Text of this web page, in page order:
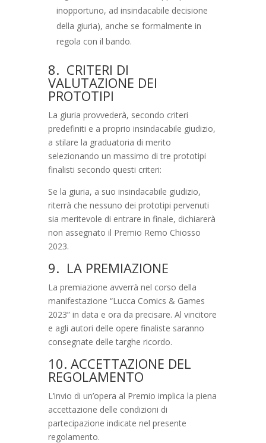
inopportuno, ad insindacabile decisione
della giuria), anche se formalmente in
regola con il bando.
8. CRITERI DI
VALUTAZIONE DEI
PROTOTIPI
La giuria provvederà, secondo criteri
predefiniti e a proprio insindacabile giudizio,
a stilare la graduatoria di merito
selezionando un massimo di tre prototipi
finalisti secondo questi criteri:
Se la giuria, a suo insindacabile giudizio,
riterrà che nessuno dei prototipi pervenuti
sia meritevole di entrare in finale, dichiarerà
non assegnato il Premio Remo Chiosso
2023.
9. LA PREMIAZIONE
La premiazione avverrà nel corso della
manifestazione “Lucca Comics & Games
2023” in data e ora da precisare. Al vincitore
e agli autori delle opere finaliste saranno
consegnate delle targhe ricordo.
10. ACCETTAZIONE DEL
REGOLAMENTO
L’invio di un’opera al Premio implica la piena
accettazione delle condizioni di
partecipazione indicate nel presente
regolamento.